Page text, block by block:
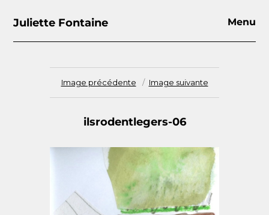
Juliette Fontaine Menu
Image précédente Image suivante
ilsrodentlegers-06